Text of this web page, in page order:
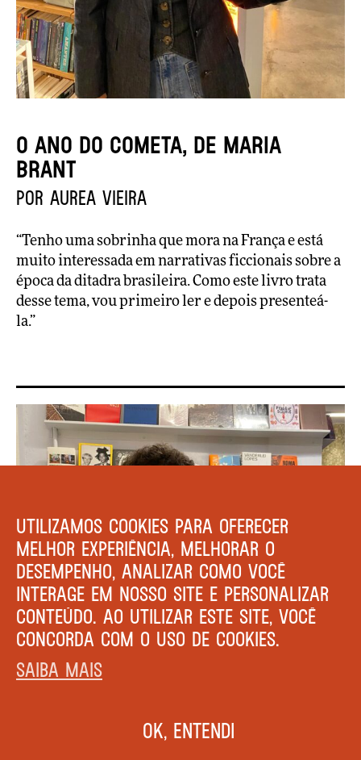
O ano do cometa, de Maria
Brant
por Aurea Vieira
“Tenho uma sobrinha que mora na França e está
muito interessada em narrativas ficcionais sobre a
época da ditadra brasileira. Como este livro trata
desse tema, vou primeiro ler e depois presenteá-
la.”
UTILIZAMOS COOKIES PARA OFERECER
MELHOR EXPERIÊNCIA, MELHORAR O
DESEMPENHO, ANALIZAR COMO VOCÊ
INTERAGE EM NOSSO SITE E PERSONALIZAR
CONTEÚDO. AO UTILIZAR ESTE SITE, VOCÊ
CONCORDA COM O USO DE COOKIES.
SAIBA MAIS
ok, entendi